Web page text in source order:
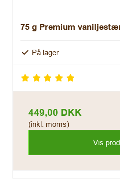
75 g Premium
På lager
449,00 DKK
(inkl. moms)
Vis